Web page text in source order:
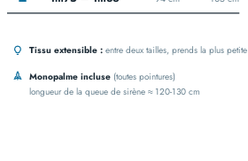
Tissu extensible :entre deux tailles, prends la plus petite
Monopalme incluse(toutes pointures)
longueur de la queue de sirène ≈ 120-130 cm